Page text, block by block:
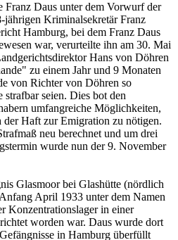
Daus unter dem Vorwurf der
jährigen Kriminalsekretär Franz
Hamburg, bei dem Franz Daus
war, verurteilte ihn am 30. Mai
Hans von Döhren
zu einem Jahr und 9 Monaten
von Richter von Döhren so
strafbar seien. Dies bot den
umfangreiche Möglichkeiten,
der Haft zur Emigration zu nötigen.
neu berechnet und um drei
wurde nun der 9. November
Glasmoor bei Glashütte (nördlich
April 1933 unter dem Namen
Konzentrationslager in einer
worden war. Daus wurde dort
in Hamburg überfüllt